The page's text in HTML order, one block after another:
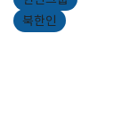
북한인